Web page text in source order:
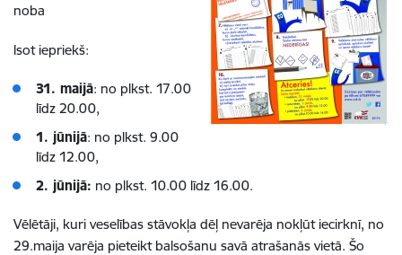
noba
lsot iepriekš:
31. maijā: no plkst. 17.00
līdz 20.00,
1. jūnijā: no plkst. 9.00
līdz 12.00,
2. jūnijā: no plkst. 10.00 līdz 16.00.
Vēlētāji, kuri veselības stāvokļa dēļ nevarēja nokļūt iecirknī, no
29.maija varēja pieteikt balsošanu savā atrašanās vietā. Šo